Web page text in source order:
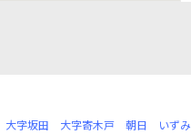
大字坂田 大字寄木戸 朝日 いずみ